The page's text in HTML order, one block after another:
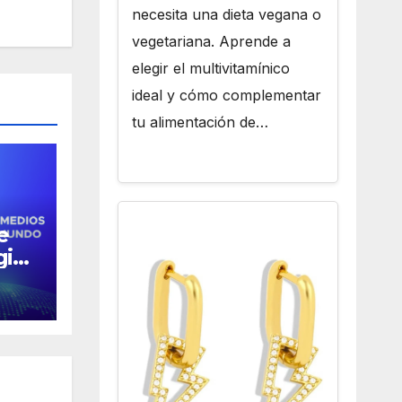
necesita una dieta vegana o
vegetariana. Aprende a
elegir el multivitamínico
ideal y cómo complementar
tu alimentación de…